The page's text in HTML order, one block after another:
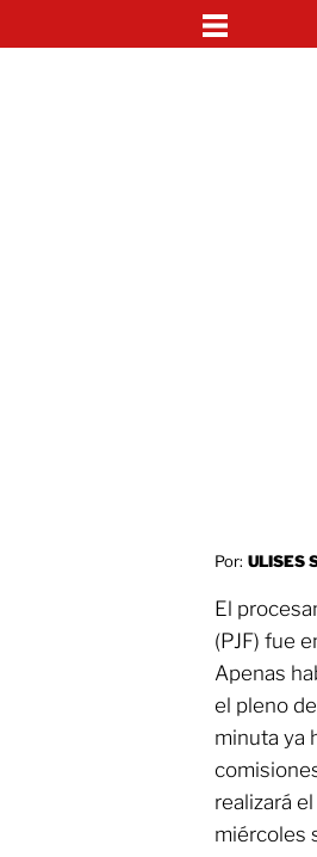
Por: ULISES
El
(PJF) fue
Apenas
el pleno
minuta ya
realizará
miércoles